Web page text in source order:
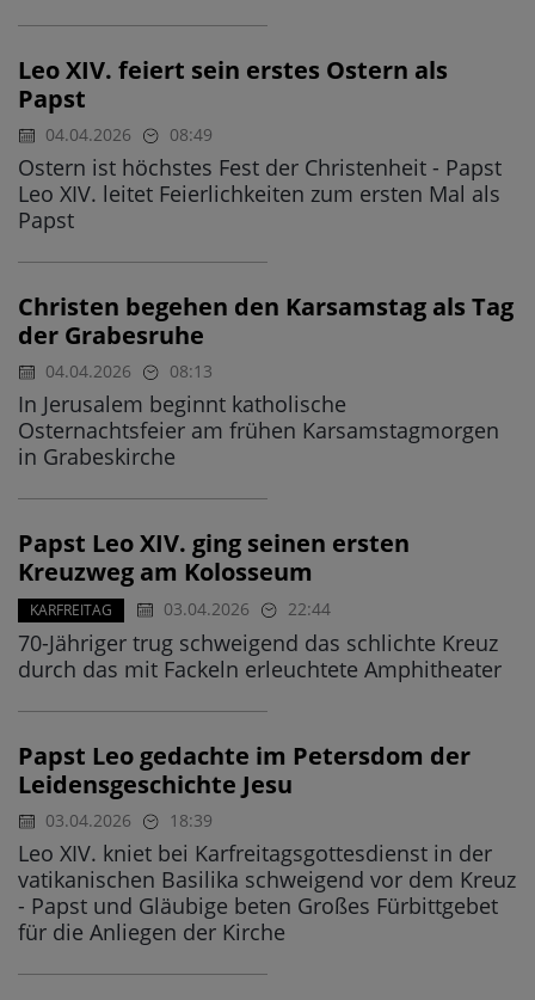
Leo XIV. feiert sein erstes Ostern als
Papst
04.04.2026 08:49
Ostern ist höchstes Fest der Christenheit - Papst
Leo XIV. leitet Feierlichkeiten zum ersten Mal als
Papst
Christen begehen den Karsamstag als Tag
der Grabesruhe
04.04.2026 08:13
In Jerusalem beginnt katholische
Osternachtsfeier am frühen Karsamstagmorgen
in Grabeskirche
Papst Leo XIV. ging seinen ersten
Kreuzweg am Kolosseum
KARFREITAG 03.04.2026 22:44
70-Jähriger trug schweigend das schlichte Kreuz
durch das mit Fackeln erleuchtete Amphitheater
Papst Leo gedachte im Petersdom der
Leidensgeschichte Jesu
03.04.2026 18:39
Leo XIV. kniet bei Karfreitagsgottesdienst in der
vatikanischen Basilika schweigend vor dem Kreuz
- Papst und Gläubige beten Großes Fürbittgebet
für die Anliegen der Kirche